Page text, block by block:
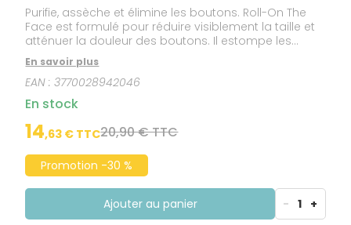
Purifie, assèche et élimine les boutons. Roll-On The
Face est formulé pour réduire visiblement la taille et
atténuer la douleur des boutons. Il estompe les
cicatrices post-acné.
En savoir plus
EAN :3770028942046
En stock
14,63 € TTC20,90 € TTC
Promotion -30 %
Ajouter au panier - 1 +